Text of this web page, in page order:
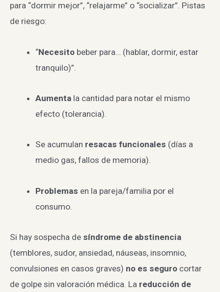
para “dormir mejor”, “relajarme” o “socializar”. Pistas
de riesgo:
“Necesitobeber para… (hablar, dormir, estar
tranquilo)”.
Aumentala cantidad para notar el mismo
efecto (tolerancia).
Se acumulan resacas funcionales (días a
medio gas, fallos de memoria).
Problemas en la pareja/familia por el
consumo.
Si hay sospecha de síndrome de abstinencia
(temblores, sudor, ansiedad, náuseas, insomnio,
convulsiones en casos graves) no es seguro cortar
de golpe sin valoración médica. La reducción de